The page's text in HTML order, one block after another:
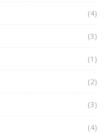
(4)
(3)
(1)
(2)
(3)
(4)